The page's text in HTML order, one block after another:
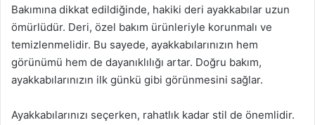
Bakımına dikkat edildiğinde, hakiki deri ayakkabılar uzun
ömürlüdür. Deri, özel bakım ürünleriyle korunmalı ve
temizlenmelidir. Bu sayede, ayakkabılarınızın hem
görünümü hem de dayanıklılığı artar. Doğru bakım,
ayakkabılarınızın ilk günkü gibi görünmesini sağlar.
Ayakkabılarınızı seçerken, rahatlık kadar stil de önemlidir.